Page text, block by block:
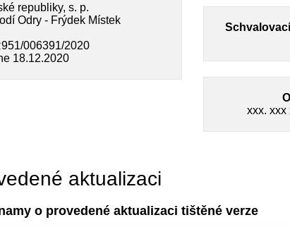
republiky, s. p.
Odry - Frýdek Místek
006391/2020
18.12.2020
xxx. xxx
aktualizaci
o provedené aktualizaci tištěné verze